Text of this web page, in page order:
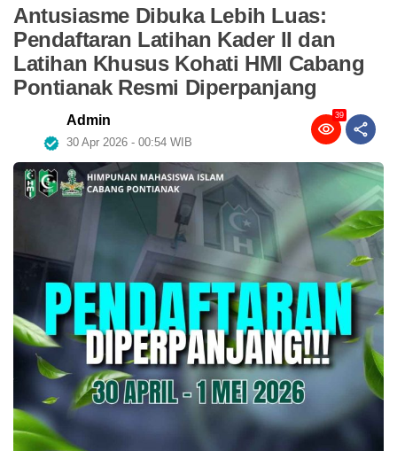
Antusiasme Dibuka Lebih Luas:
Pendaftaran Latihan Kader II dan
Latihan Khusus Kohati HMI Cabang
Pontianak Resmi Diperpanjang
Admin
30 Apr 2026 - 00:54 WIB
39